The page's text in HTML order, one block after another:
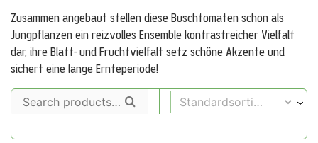
Zusammen angebaut stellen diese Buschtomaten schon als
Jungpflanzen ein reizvolles Ensemble kontrastreicher Vielfalt
dar, ihre Blatt- und Fruchtvielfalt setz schöne Akzente und
sichert eine lange Ernteperiode!